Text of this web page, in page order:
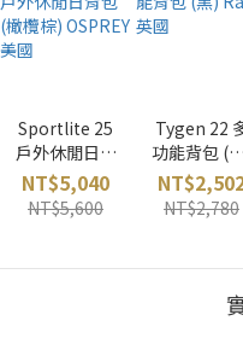
Sportlite 25
戶外休閒日背
包 (橄欖棕)
OSPREY 美國
NT$5,040
NT$5,600
Tygen 22
功能背包 (黑)
Rab 英國
NT$2,780